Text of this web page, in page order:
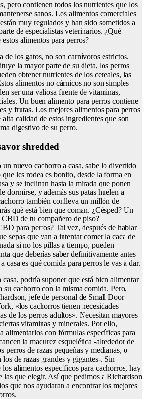
pero contienen todos los nutrientes que los
sanos. Los alimentos comerciales
muy regulados y han sido sometidos a
de especialistas veterinarios. ¿Qué
alimentos para perros?
de los gatos, no son carnívoros estrictos.
la mayor parte de su dieta, los perros
obtener nutrientes de los cereales, las
alimentos no cárnicos no son simples
ser una valiosa fuente de vitaminas,
Un buen alimento para perros contiene
y frutas. Los mejores alimentos para perros
calidad de estos ingredientes que son
digestivo de su perro.
shredded
un nuevo cachorro a casa, sabe lo divertido
les rodea es bonito, desde la forma en
y se inclinan hasta la mirada que ponen
dormirse, y además sus patas huelen a
también conlleva un millón de
qué está bien que coman. ¿Césped? Un
de tu compañero de piso?
para perros? Tal vez, después de hablar
sepas que van a intentar comer la caca de
si no los pillas a tiempo, pueden
que deberías saber definitivamente antes
casa es qué comida para perros le vas a dar.
casa, podría suponer que está bien alimentar
su cachorro con la misma comida. Pero,
jefe de personal de Small Door
«los cachorros tienen necesidades
de los perros adultos». Necesitan mayores
vitaminas y minerales. Por ello,
alimentarlos con fórmulas específicas para
la madurez esquelética -alrededor de
perros de razas pequeñas y medianas, o
los de razas grandes y gigantes-. Sin
alimentos específicos para cachorros, hay
las que elegir. Así que pedimos a Richardson
que nos ayudaran a encontrar los mejores